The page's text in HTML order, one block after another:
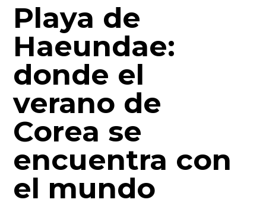
Playa de
Haeundae:
donde el
verano de
Corea se
encuentra con
el mundo